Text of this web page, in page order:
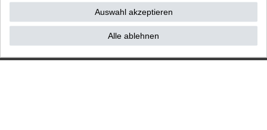
Auswahl akzeptieren
Alle ablehnen